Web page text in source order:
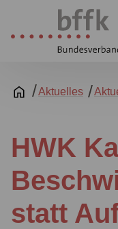
Aktuelles
HWK
statt